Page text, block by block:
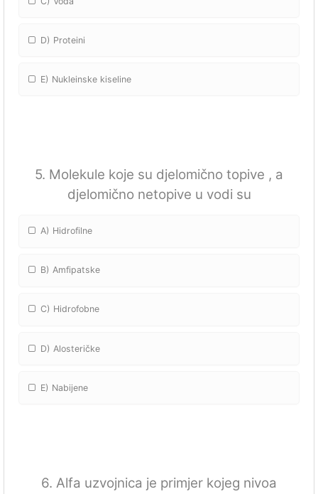
D) Proteini
E) Nukleinske kiseline
5. Molekule koje su djelomično topive , a
djelomično netopive u vodi su
A) Hidrofilne
B) Amfipatske
C) Hidrofobne
D) Alosteričke
E) Nabijene
6. Alfa uzvojnica je primjer kojeg nivoa